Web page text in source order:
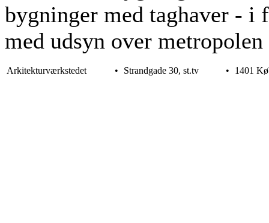
bygninger med taghaver - i
med udsyn over metropolen
Arkitekturværkstedet • Strandgade 30, st.tv • 1401